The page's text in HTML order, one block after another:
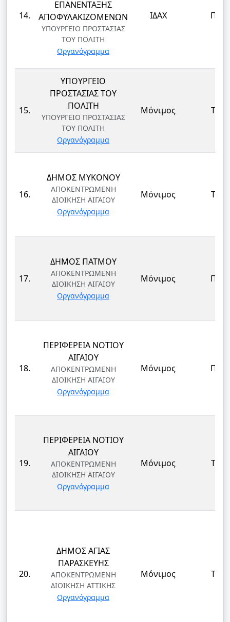
14.
ΕΠΑΝΕΝΤΑΞΗΣ
ΑΠΟΦΥΛΑΚΙΖΟΜΕΝΩΝ
ΥΠΟΥΡΓΕΙΟ ΠΡΟΣΤΑΣΙΑΣ
ΤΟΥ ΠΟΛΙΤΗ
Οργανόγραμμα
ΙΔΑΧ ΠΕ
15.
ΥΠΟΥΡΓΕΙΟ
ΠΡΟΣΤΑΣΙΑΣ ΤΟΥ
ΠΟΛΙΤΗ
ΥΠΟΥΡΓΕΙΟ ΠΡΟΣΤΑΣΙΑΣ
ΤΟΥ ΠΟΛΙΤΗ
Οργανόγραμμα
Μόνιμος ΤΕ
16.
ΔΗΜΟΣ ΜΥΚΟΝΟΥ
ΑΠΟΚΕΝΤΡΩΜΕΝΗ
ΔΙΟΙΚΗΣΗ ΑΙΓΑΙΟΥ
Οργανόγραμμα
Μόνιμος ΤΕ
17.
ΔΗΜΟΣ ΠΑΤΜΟΥ
ΑΠΟΚΕΝΤΡΩΜΕΝΗ
ΔΙΟΙΚΗΣΗ ΑΙΓΑΙΟΥ
Οργανόγραμμα
Μόνιμος ΠΕ
18.
ΠΕΡΙΦΕΡΕΙΑ ΝΟΤΙΟΥ
ΑΙΓΑΙΟΥ
ΑΠΟΚΕΝΤΡΩΜΕΝΗ
ΔΙΟΙΚΗΣΗ ΑΙΓΑΙΟΥ
Οργανόγραμμα
Μόνιμος ΠΕ
19.
ΠΕΡΙΦΕΡΕΙΑ ΝΟΤΙΟΥ
ΑΙΓΑΙΟΥ
ΑΠΟΚΕΝΤΡΩΜΕΝΗ
ΔΙΟΙΚΗΣΗ ΑΙΓΑΙΟΥ
Οργανόγραμμα
Μόνιμος ΤΕ
20.
ΔΗΜΟΣ ΑΓΙΑΣ
ΠΑΡΑΣΚΕΥΗΣ
ΑΠΟΚΕΝΤΡΩΜΕΝΗ
ΔΙΟΙΚΗΣΗ ΑΤΤΙΚΗΣ
Οργανόγραμμα
Μόνιμος ΤΕ